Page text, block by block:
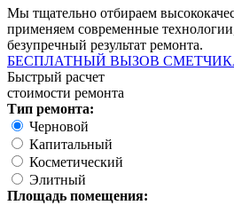
Мы тщательно отбираем
применяем современные
безупречный результат ремонта.
БЕСПЛАТНЫЙ ВЫЗОВ
Быстрый расчет
стоимости ремонта
Тип ремонта:
Черновой
Капитальный
Косметический
Элитный
Площадь помещения: